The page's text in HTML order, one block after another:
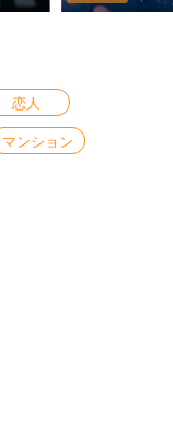
恋人
マンション